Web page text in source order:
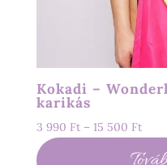
Kokadi –
karikás
3 990 Ft – 15 500 Ft